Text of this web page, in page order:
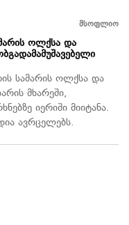
მსოფლიო
ოლქსა და
სამარის ოლქსა და
მხარეში,
იერიში მიიტანა.
ავრცელებს.